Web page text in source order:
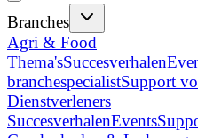
Branches
Agri & Food
Thema'sSuccesverhalen
branchespecialistSupport
Dienstverleners
SuccesverhalenEvents